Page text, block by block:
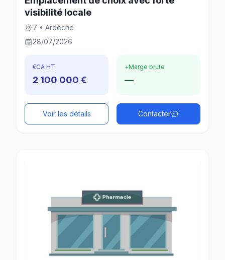
visibilité locale
7 • Ardèche
28/07/2026
€CA HT
2 100 000 €
+Marge brute
—
Voir les détails Contacter